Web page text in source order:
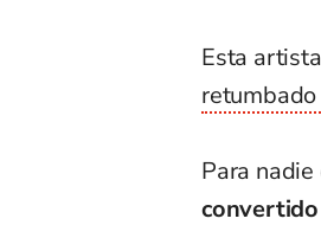
Esta
Para